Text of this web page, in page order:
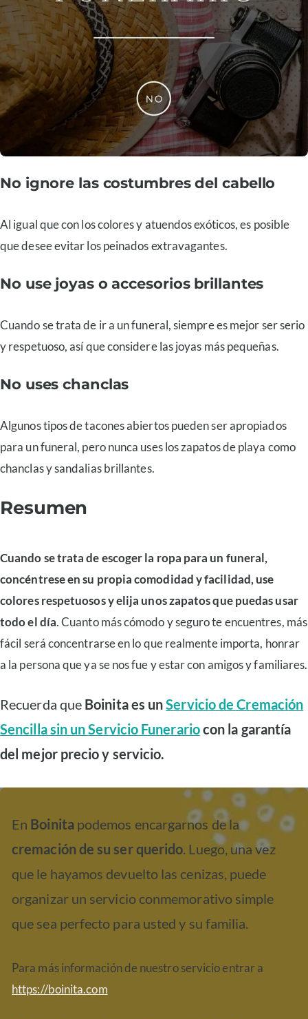
No ignore las costumbres del cabello
Al igual que con los colores y atuendos exóticos, es posible
que desee evitar los peinados extravagantes.
No use joyas o accesorios brillantes
Cuando se trata de ir a un funeral, siempre es mejor ser serio
y respetuoso, así que considere las joyas más pequeñas.
No uses chanclas
Algunos tipos de tacones abiertos pueden ser apropiados
para un funeral, pero nunca uses los zapatos de playa como
chanclas y sandalias brillantes.
Resumen
Cuando se trata de escoger la ropa para un funeral,
concéntrese en su propia comodidad y facilidad, use
colores respetuosos y elija unos zapatos que puedas usar
todo el día. Cuanto más cómodo y seguro te encuentres, más
fácil será concentrarse en lo que realmente importa, honrar
a la persona que ya se nos fue y estar con amigos y familiares.
Recuerda que Boinita es unServicio de Cremación
Sencilla sin un Servicio Funerariocon la garantía
del mejor precio y servicio.
En Boinita podemos encargarnos de la
cremación de su ser querido. Luego, una vez
que le hayamos devuelto las cenizas, puede
organizar un servicio conmemorativo simple
que sea perfecto para usted y su familia.
Para más información de nuestro servicio entrar a
https://boinita.com